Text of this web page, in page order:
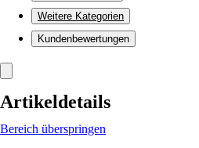
Weitere Kategorien
Kundenbewertungen
Artikeldetails
Bereich überspringen